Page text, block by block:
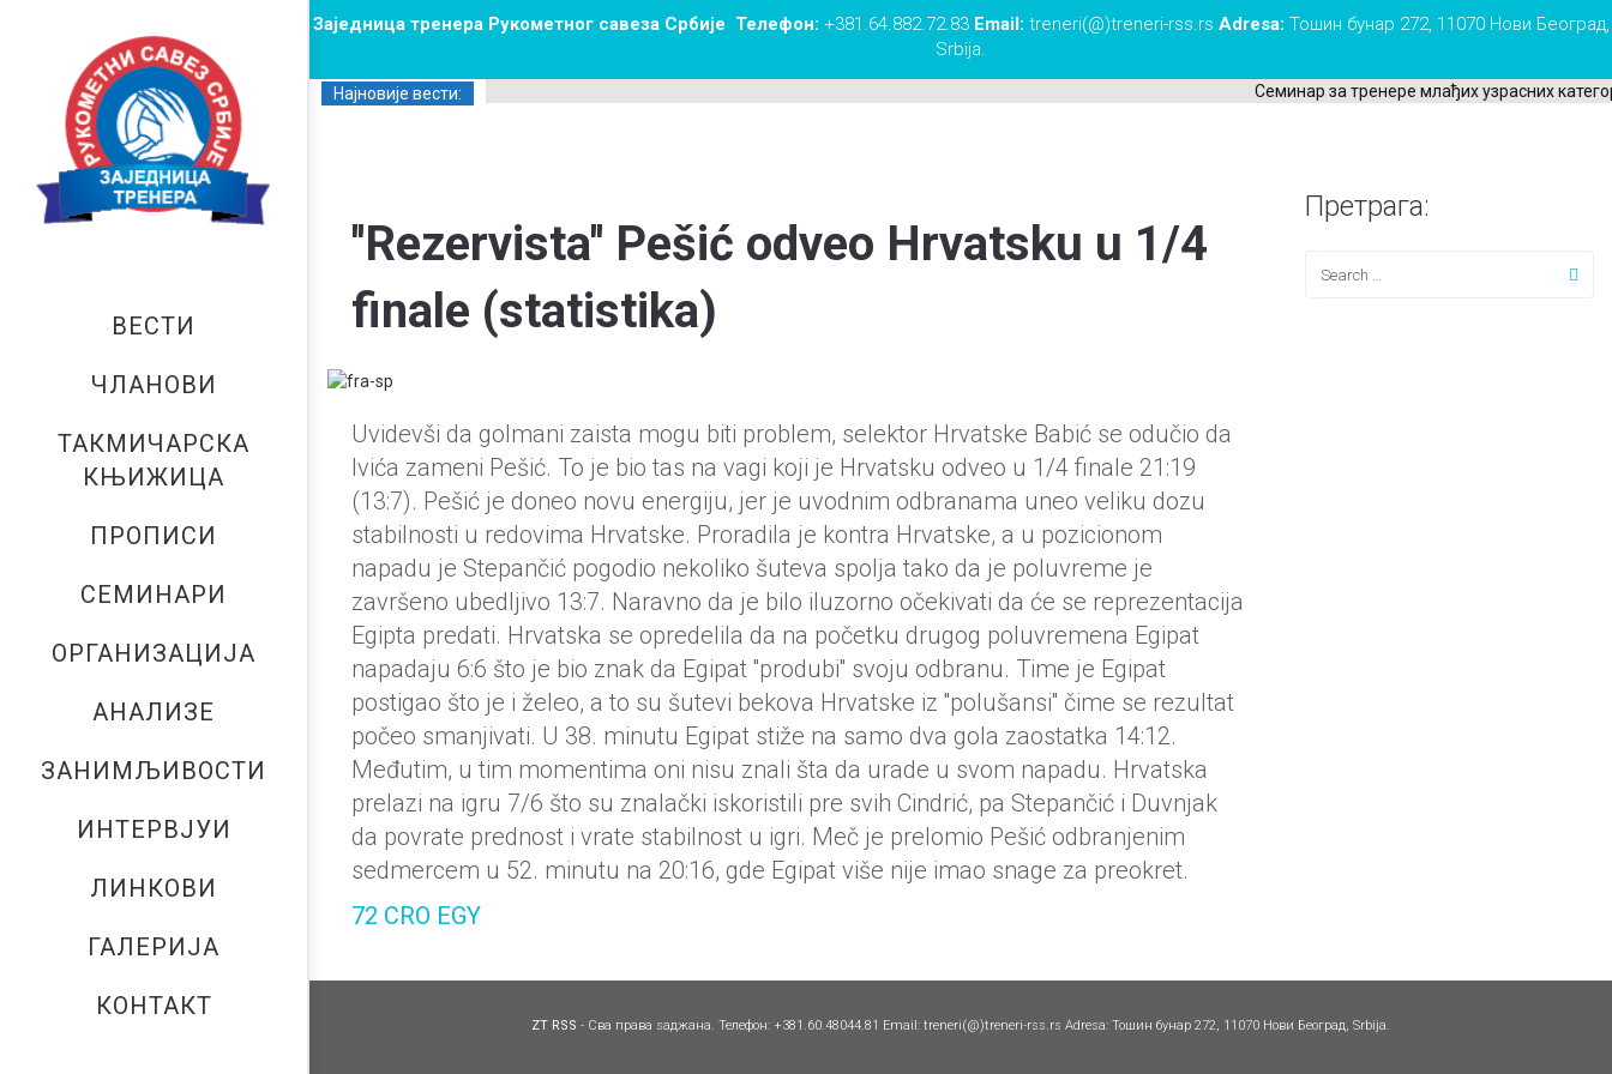
ВЕСТИ
ЧЛАНОВИ
ТАКМИЧАРСКА
КЊИЖИЦА
ПРОПИСИ
СЕМИНАРИ
ОРГАНИЗАЦИЈА
АНАЛИЗЕ
ЗАНИМЉИВОСТИ
ИНТЕРВЈУИ
ЛИНКОВИ
ГАЛЕРИЈА
КОНТАКТ
Заједница тренера Рукометног савеза Србије Телефон: +381.64.882.72.83 Email: treneri(@)treneri-rss.rs Adresa: Тошин бунар 272, 11070 Нови Београд,
Srbija.
Најновије вести: Семинар за тренере млађих узрасних
''Rezervista'' Pešić odveo Hrvatsku u 1/4
finale (statistika)
Uvidevši da golmani zaista mogu biti problem, selektor Hrvatske Babić se odučio da
Ivića zameni Pešić. To je bio tas na vagi koji je Hrvatsku odveo u 1/4 finale 21:19
(13:7). Pešić je doneo novu energiju, jer je uvodnim odbranama uneo veliku dozu
stabilnosti u redovima Hrvatske. Proradila je kontra Hrvatske, a u pozicionom
napadu je Stepančić pogodio nekoliko šuteva spolja tako da je poluvreme je
završeno ubedljivo 13:7. Naravno da je bilo iluzorno očekivati da će se reprezentacija
Egipta predati. Hrvatska se opredelila da na početku drugog poluvremena Egipat
napadaju 6:6 što je bio znak da Egipat ''produbi'' svoju odbranu. Time je Egipat
postigao što je i želeo, a to su šutevi bekova Hrvatske iz ''polušansi'' čime se rezultat
počeo smanjivati. U 38. minutu Egipat stiže na samo dva gola zaostatka 14:12.
Međutim, u tim momentima oni nisu znali šta da urade u svom napadu. Hrvatska
prelazi na igru 7/6 što su znalački iskoristili pre svih Cindrić, pa Stepančić i Duvnjak
da povrate prednost i vrate stabilnost u igri. Meč je prelomio Pešić odbranjenim
sedmercem u 52. minutu na 20:16, gde Egipat više nije imao snage za preokret.
72 CRO EGY
Претрага:
ZT RSS - Сва права ѕаджана. Телефон: +381.60.48044.81 Email: treneri(@)treneri-rss.rs Adresa: Тошин бунар 272, 11070 Нови Београд, Srbija.